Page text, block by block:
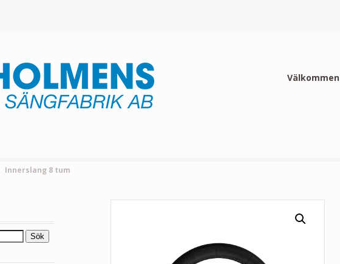
Välkommen
Innerslang 8 tum
Sök